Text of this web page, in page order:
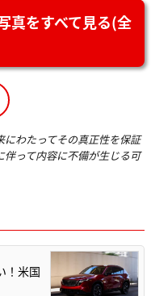
真をすべて見る(全
わたってその真正性を保証
って内容に不備が生じる可
！米国